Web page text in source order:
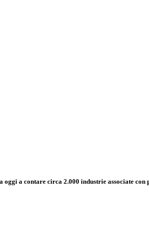
a contare circa 2.000 industrie associate